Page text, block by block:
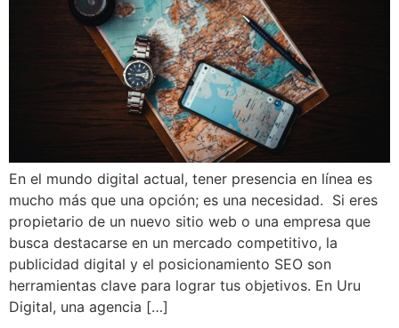
En el mundo digital actual, tener presencia en línea es
mucho más que una opción; es una necesidad. Si eres
propietario de un nuevo sitio web o una empresa que
busca destacarse en un mercado competitivo, la
publicidad digital y el posicionamiento SEO son
herramientas clave para lograr tus objetivos. En Uru
Digital, una agencia […]